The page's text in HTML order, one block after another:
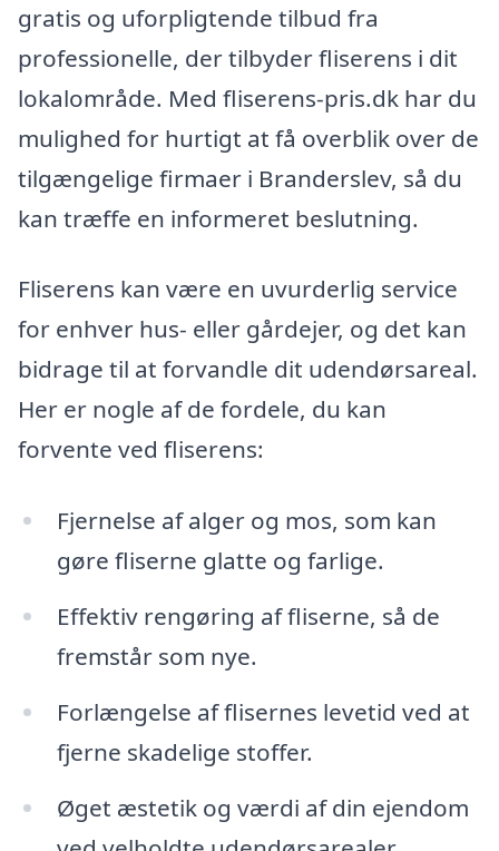
gratis og uforpligtende tilbud fra
professionelle, der tilbyder fliserens i dit
lokalområde. Med fliserens-pris.dk har du
mulighed for hurtigt at få overblik over de
tilgængelige firmaer i Branderslev, så du
kan træffe en informeret beslutning.
Fliserens kan være en uvurderlig service
for enhver hus- eller gårdejer, og det kan
bidrage til at forvandle dit udendørsareal.
Her er nogle af de fordele, du kan
forvente ved fliserens:
Fjernelse af alger og mos, som kan
gøre fliserne glatte og farlige.
Effektiv rengøring af fliserne, så de
fremstår som nye.
Forlængelse af flisernes levetid ved at
fjerne skadelige stoffer.
Øget æstetik og værdi af din ejendom